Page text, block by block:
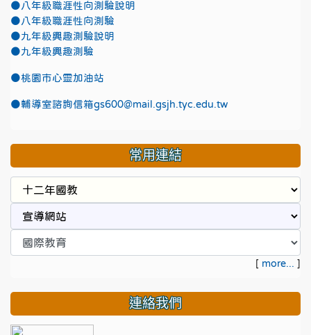
●八年級職涯性向測驗說明
●八年級職涯性向測驗
●九年級興趣測驗說明
●九年級興趣測驗
●桃園市心靈加油站
●輔導室諮詢信箱gs600@mail.gsjh.tyc.edu.tw
常用連結
[ more... ]
連絡我們